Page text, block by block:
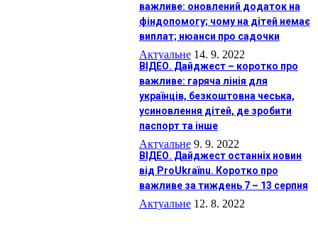
важливе: оновлений додаток на
фіндопомогу; чому на дітей немає
виплат; нюанси про садочки
Актуальне 14. 9. 2022
ВІДЕО. Дайджест – коротко про
важливе: гаряча лінія для
українців, безкоштовна чеська,
усиновлення дітей, де зробити
паспорт та інше
Актуальне 9. 9. 2022
ВІДЕО. Дайджест останніх новин
від ProUkraїnu. Коротко про
важливе за тиждень 7 – 13 серпня
Актуальне 12. 8. 2022